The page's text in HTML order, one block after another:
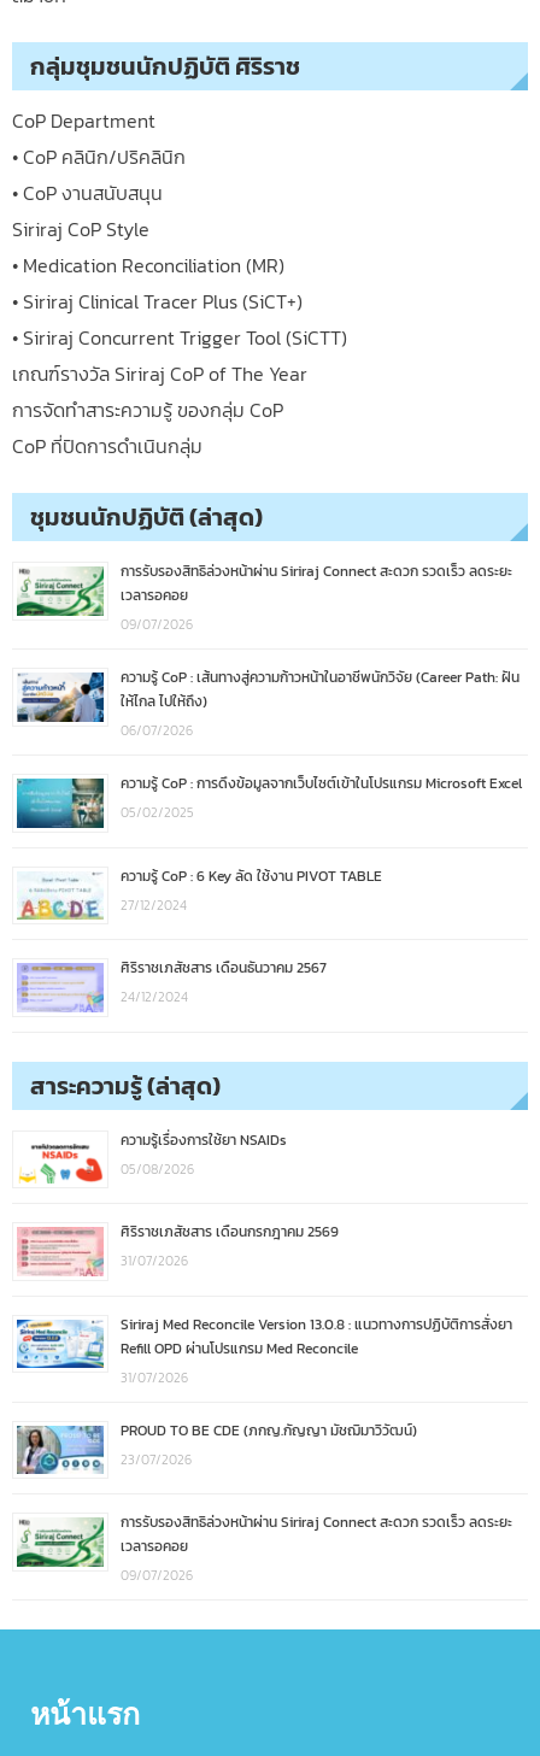
กลุ่มชุมชนนักปฏิบัติ ศิริราช
CoP Department
• CoP คลินิก/ปริคลินิก
• CoP งานสนับสนุน
Siriraj CoP Style
• Medication Reconciliation (MR)
• Siriraj Clinical Tracer Plus (SiCT+)
• Siriraj Concurrent Trigger Tool (SiCTT)
เกณฑ์รางวัล Siriraj CoP of The Year
การจัดทำสาระความรู้ ของกลุ่ม CoP
CoP ที่ปิดการดำเนินกลุ่ม
ชุมชนนักปฏิบัติ (ล่าสุด)
การรับรองสิทธิล่วงหน้าผ่าน Siriraj Connect สะดวก รวดเร็ว ลดระยะ
เวลารอคอย
09/07/2026
ความรู้ CoP : เส้นทางสู่ความก้าวหน้าในอาชีพนักวิจัย (Career Path: ฝัน
ให้ไกล ไปให้ถึง)
06/07/2026
ความรู้ CoP : การดึงข้อมูลจากเว็บไซต์เข้าในโปรแกรม Microsoft Excel
05/02/2025
ความรู้ CoP : 6 Key ลัด ใช้งาน PIVOT TABLE
27/12/2024
ศิริราชเภสัชสาร เดือนธันวาคม 2567
24/12/2024
สาระความรู้ (ล่าสุด)
ความรู้เรื่องการใช้ยา NSAIDs
05/08/2026
ศิริราชเภสัชสาร เดือนกรกฎาคม 2569
31/07/2026
Siriraj Med Reconcile Version 13.0.8 : แนวทางการปฏิบัติการสั่งยา
Refill OPD ผ่านโปรแกรม Med Reconcile
31/07/2026
PROUD TO BE CDE (ภกญ.กัญญา มัชฌิมาวิวัฒน์)
23/07/2026
การรับรองสิทธิล่วงหน้าผ่าน Siriraj Connect สะดวก รวดเร็ว ลดระยะ
เวลารอคอย
09/07/2026
หน้าแรก